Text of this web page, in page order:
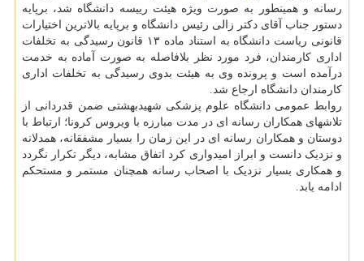
رسانه و همینطور به صورت ویژه هیئت رییسه دانشگاه شد، برپایه
دستور جناب آقای دکتر زالی رئیس دانشگاه و برپایه بالاترین اختیارات
قانونی ریاست دانشگاه به استناد ماده ۱۳ قانون رسیدگی به تخلفات
اداری کارمندان، فرد مورد نظر بلافاصله به صورت آماده به خدمت
درآمده است و پرونده وی به هیئت بدوی رسیدگی به تخلفات اداری
کارمندان دانشگاه ارجاع شد.
روابط عمومی دانشگاه علوم پزشکی شهیدبهشتی ضمن قدردانی از
تلاشهای همکاران رسانه ای در مدت مبارزه با ویروس کرونا؛ ارتباط با
دوستان و همکاران رسانه ای در این زمان را بسیار مشفقانه، همدلانه
و نزدیک دانست و ابراز امیدواری کرد اتفاق مشابه، دیگر تکرار نگردد
و همکاری بسیار نزدیک با اصحاب رسانه همچنان مستمر و مستحکم
ادامه یابد.